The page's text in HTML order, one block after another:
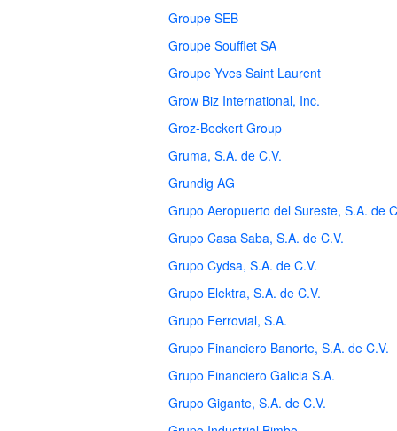
Groupe SEB
Groupe Soufflet SA
Groupe Yves Saint Laurent
Grow Biz International, Inc.
Groz-Beckert Group
Gruma, S.A. de C.V.
Grundig AG
Grupo Aeropuerto del Sureste, S.A. de
Grupo Casa Saba, S.A. de C.V.
Grupo Cydsa, S.A. de C.V.
Grupo Elektra, S.A. de C.V.
Grupo Ferrovial, S.A.
Grupo Financiero Banorte, S.A. de C.V.
Grupo Financiero Galicia S.A.
Grupo Gigante, S.A. de C.V.